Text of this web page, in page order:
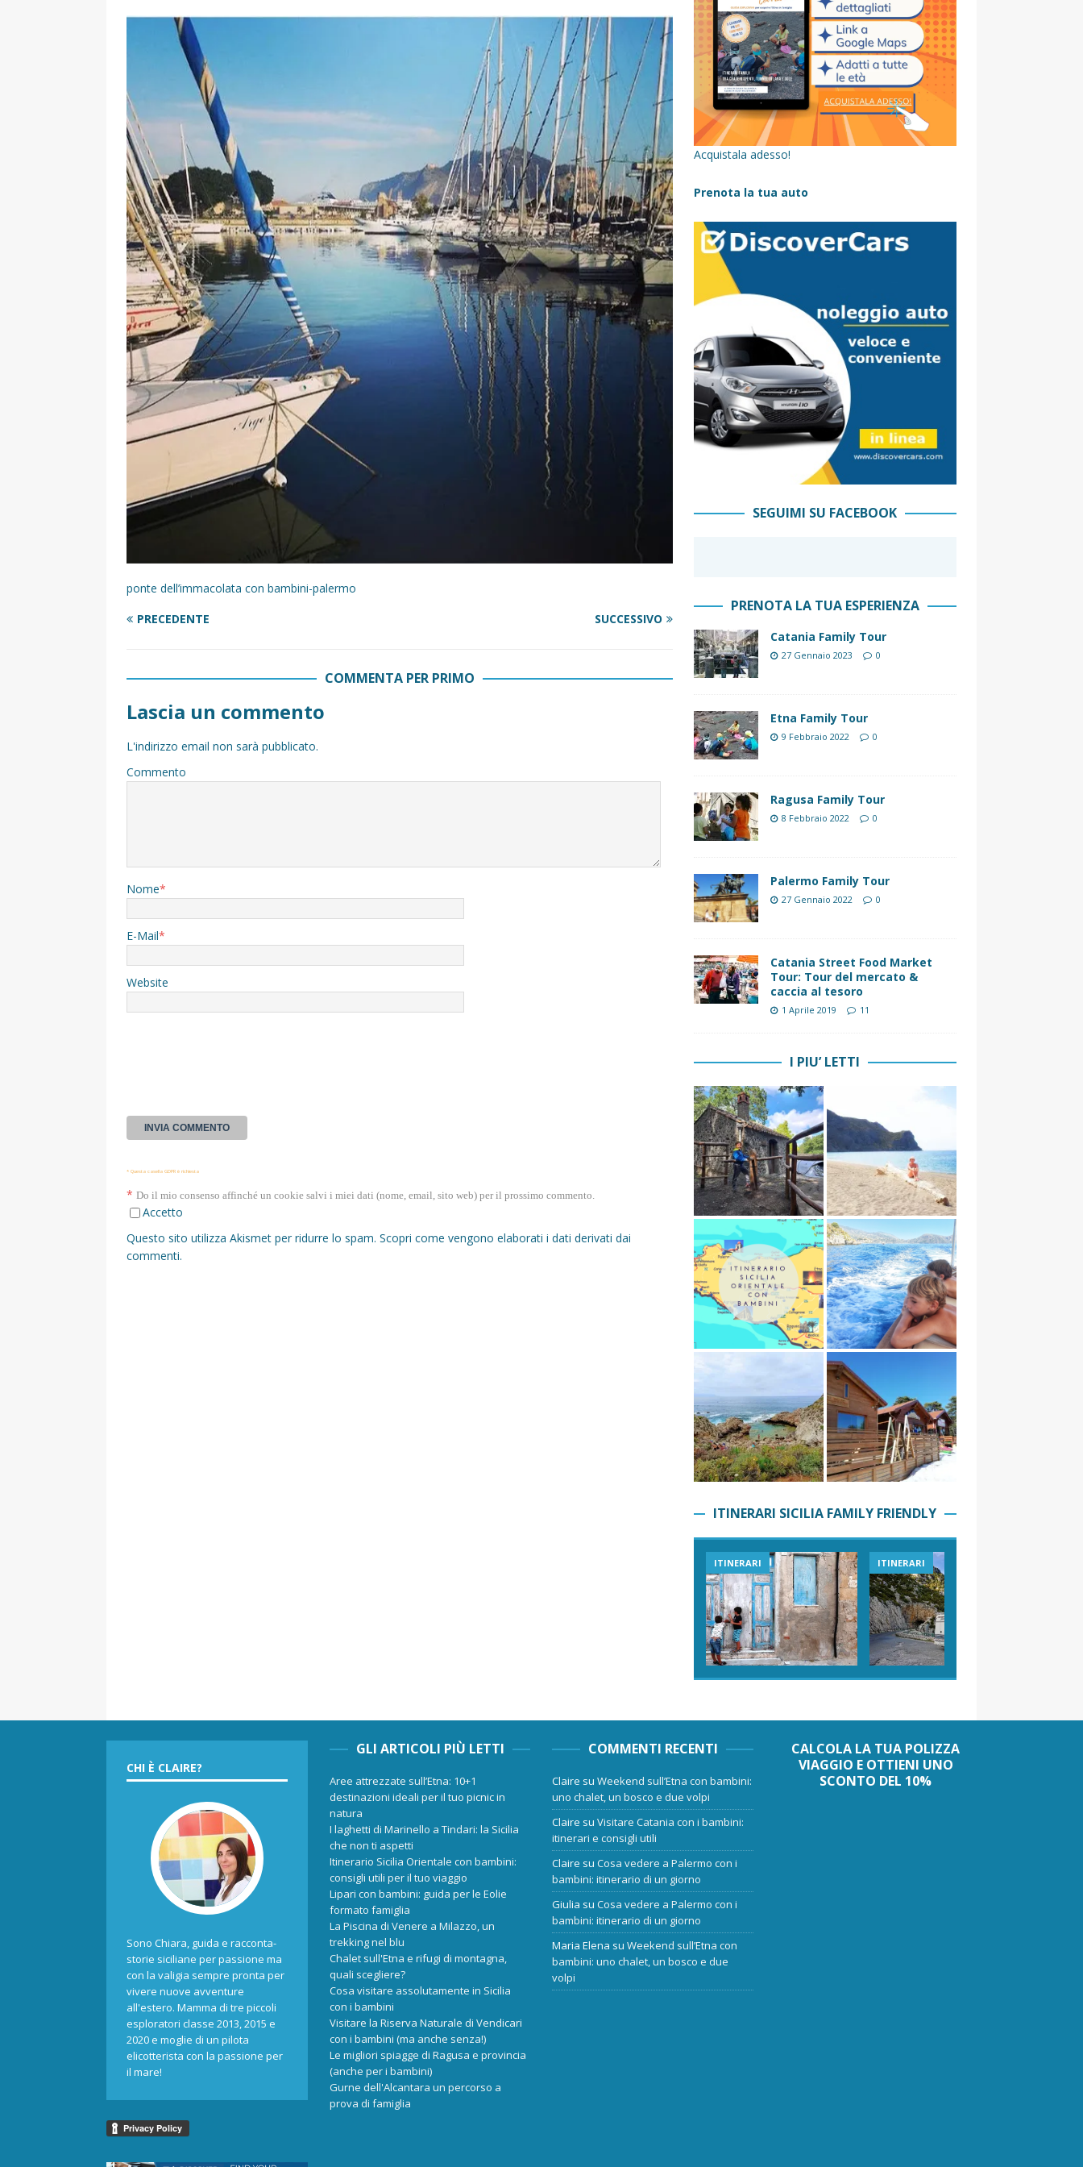
Organizzare un viaggio in Sicilia con i bambini (senza stress)
Rifugi e Bivacchi sull’Etna: Guida Completa per Famiglie
SENTIERI,
PARCHI NATURALI E AREE PICNIC
[ 2 Aprile 2025 ] Escursioni in Sicilia con bambini: itinerari imperdibili (+ consigli utili)- Parte 1
VIAGGI IN SICILIA
[ 17 Settembre 2023 ]
Vendemmia con i bambini in Sicilia, dove andare?
FATTORIE
DIDATTICHE
[ 19 Gennaio 2023 ] Visitare la Fiumara d’Arte con i bambini, quando la natura incontra l’arte
VIAGGI IN SICILIA
[ 20 Marzo 2022 ]
Cosa fare in Sicilia con i bambini: mare, attività e tour a prova di famiglia
VIAGGI IN SICILIA
ponte dell’immacolata con bambini-palermo
PRECEDENTE
SUCCESSIVO
COMMENTA PER PRIMO
Lascia un commento
L'indirizzo email non sarà pubblicato.
Commento
Nome*
E-Mail*
Website
* Questa casella GDPR è richiesta
* Do il mio consenso affinché un cookie salvi i miei dati (nome, email, sito web) per il prossimo commento.
Accetto
Questo sito utilizza Akismet per ridurre lo spam. Scopri come vengono elaborati i dati derivati dai
commenti.
Acquistala adesso!
Prenota la tua auto
SEGUIMI SU FACEBOOK
PRENOTA LA TUA ESPERIENZA
Catania Family Tour
27 Gennaio 2023 0
Etna Family Tour
9 Febbraio 2022 0
Ragusa Family Tour
8 Febbraio 2022 0
Palermo Family Tour
27 Gennaio 2022 0
Catania Street Food Market
Tour: Tour del mercato &
caccia al tesoro
1 Aprile 2019 11
I PIU’ LETTI
ITINERARI SICILIA FAMILY FRIENDLY
ITINERARI ITINERARI
CHI È CLAIRE?
Sono Chiara, guida e racconta-
storie siciliane per passione ma
con la valigia sempre pronta per
vivere nuove avventure
all'estero. Mamma di tre piccoli
esploratori classe 2013, 2015 e
2020 e moglie di un pilota
elicotterista con la passione per
il mare!
GLI ARTICOLI PIÙ LETTI
Aree attrezzate sull’Etna: 10+1
destinazioni ideali per il tuo picnic in
natura
I laghetti di Marinello a Tindari: la Sicilia
che non ti aspetti
Itinerario Sicilia Orientale con bambini:
consigli utili per il tuo viaggio
Lipari con bambini: guida per le Eolie
formato famiglia
La Piscina di Venere a Milazzo, un
trekking nel blu
Chalet sull'Etna e rifugi di montagna,
quali scegliere?
Cosa visitare assolutamente in Sicilia
con i bambini
Visitare la Riserva Naturale di Vendicari
con i bambini (ma anche senza!)
Le migliori spiagge di Ragusa e provincia
(anche per i bambini)
Gurne dell'Alcantara un percorso a
prova di famiglia
COMMENTI RECENTI
Claire suWeekend sull’Etna con bambini:
uno chalet, un bosco e due volpi
Claire suVisitare Catania con i bambini:
itinerari e consigli utili
Claire suCosa vedere a Palermo con i
bambini: itinerario di un giorno
Giulia suCosa vedere a Palermo con i
bambini: itinerario di un giorno
Maria Elena suWeekend sull’Etna con
bambini: uno chalet, un bosco e due
volpi
CALCOLA LA TUA POLIZZA
VIAGGIO E OTTIENI UNO
SCONTO DEL 10%